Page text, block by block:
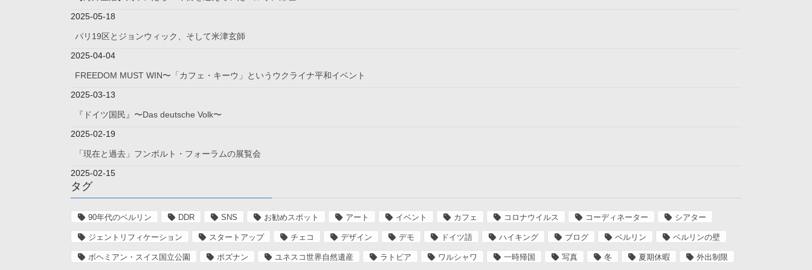
2025-05-18
パリ19区とジョンウィック、そして米津玄師
2025-04-04
FREEDOM MUST WIN〜「カフェ・キーウ」というウクライナ平和イベント
2025-03-13
『ドイツ国民』〜Das deutsche Volk〜
2025-02-19
「現在と過去」フンボルト・フォーラムの展覧会
2025-02-15
タグ
90年代のベルリン DDR SNS お勧めスポット アート イベント カフェ コロナウイルス コーディネーター シアター
ジェントリフィケーション スタートアップ チェコ デザイン デモ ドイツ語 ハイキング ブログ ベルリン ベルリンの壁
ボヘミアン・スイス国立公園 ポズナン ユネスコ世界自然遺産 ラトビア ワルシャワ 一時帰国 写真 冬 夏期休暇 外出制限